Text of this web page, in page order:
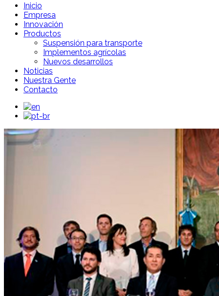
Inicio
Empresa
Innovación
Productos
Suspensión para transporte
Implementos agrícolas
Nuevos desarrollos
Noticias
Nuestra Gente
Contacto